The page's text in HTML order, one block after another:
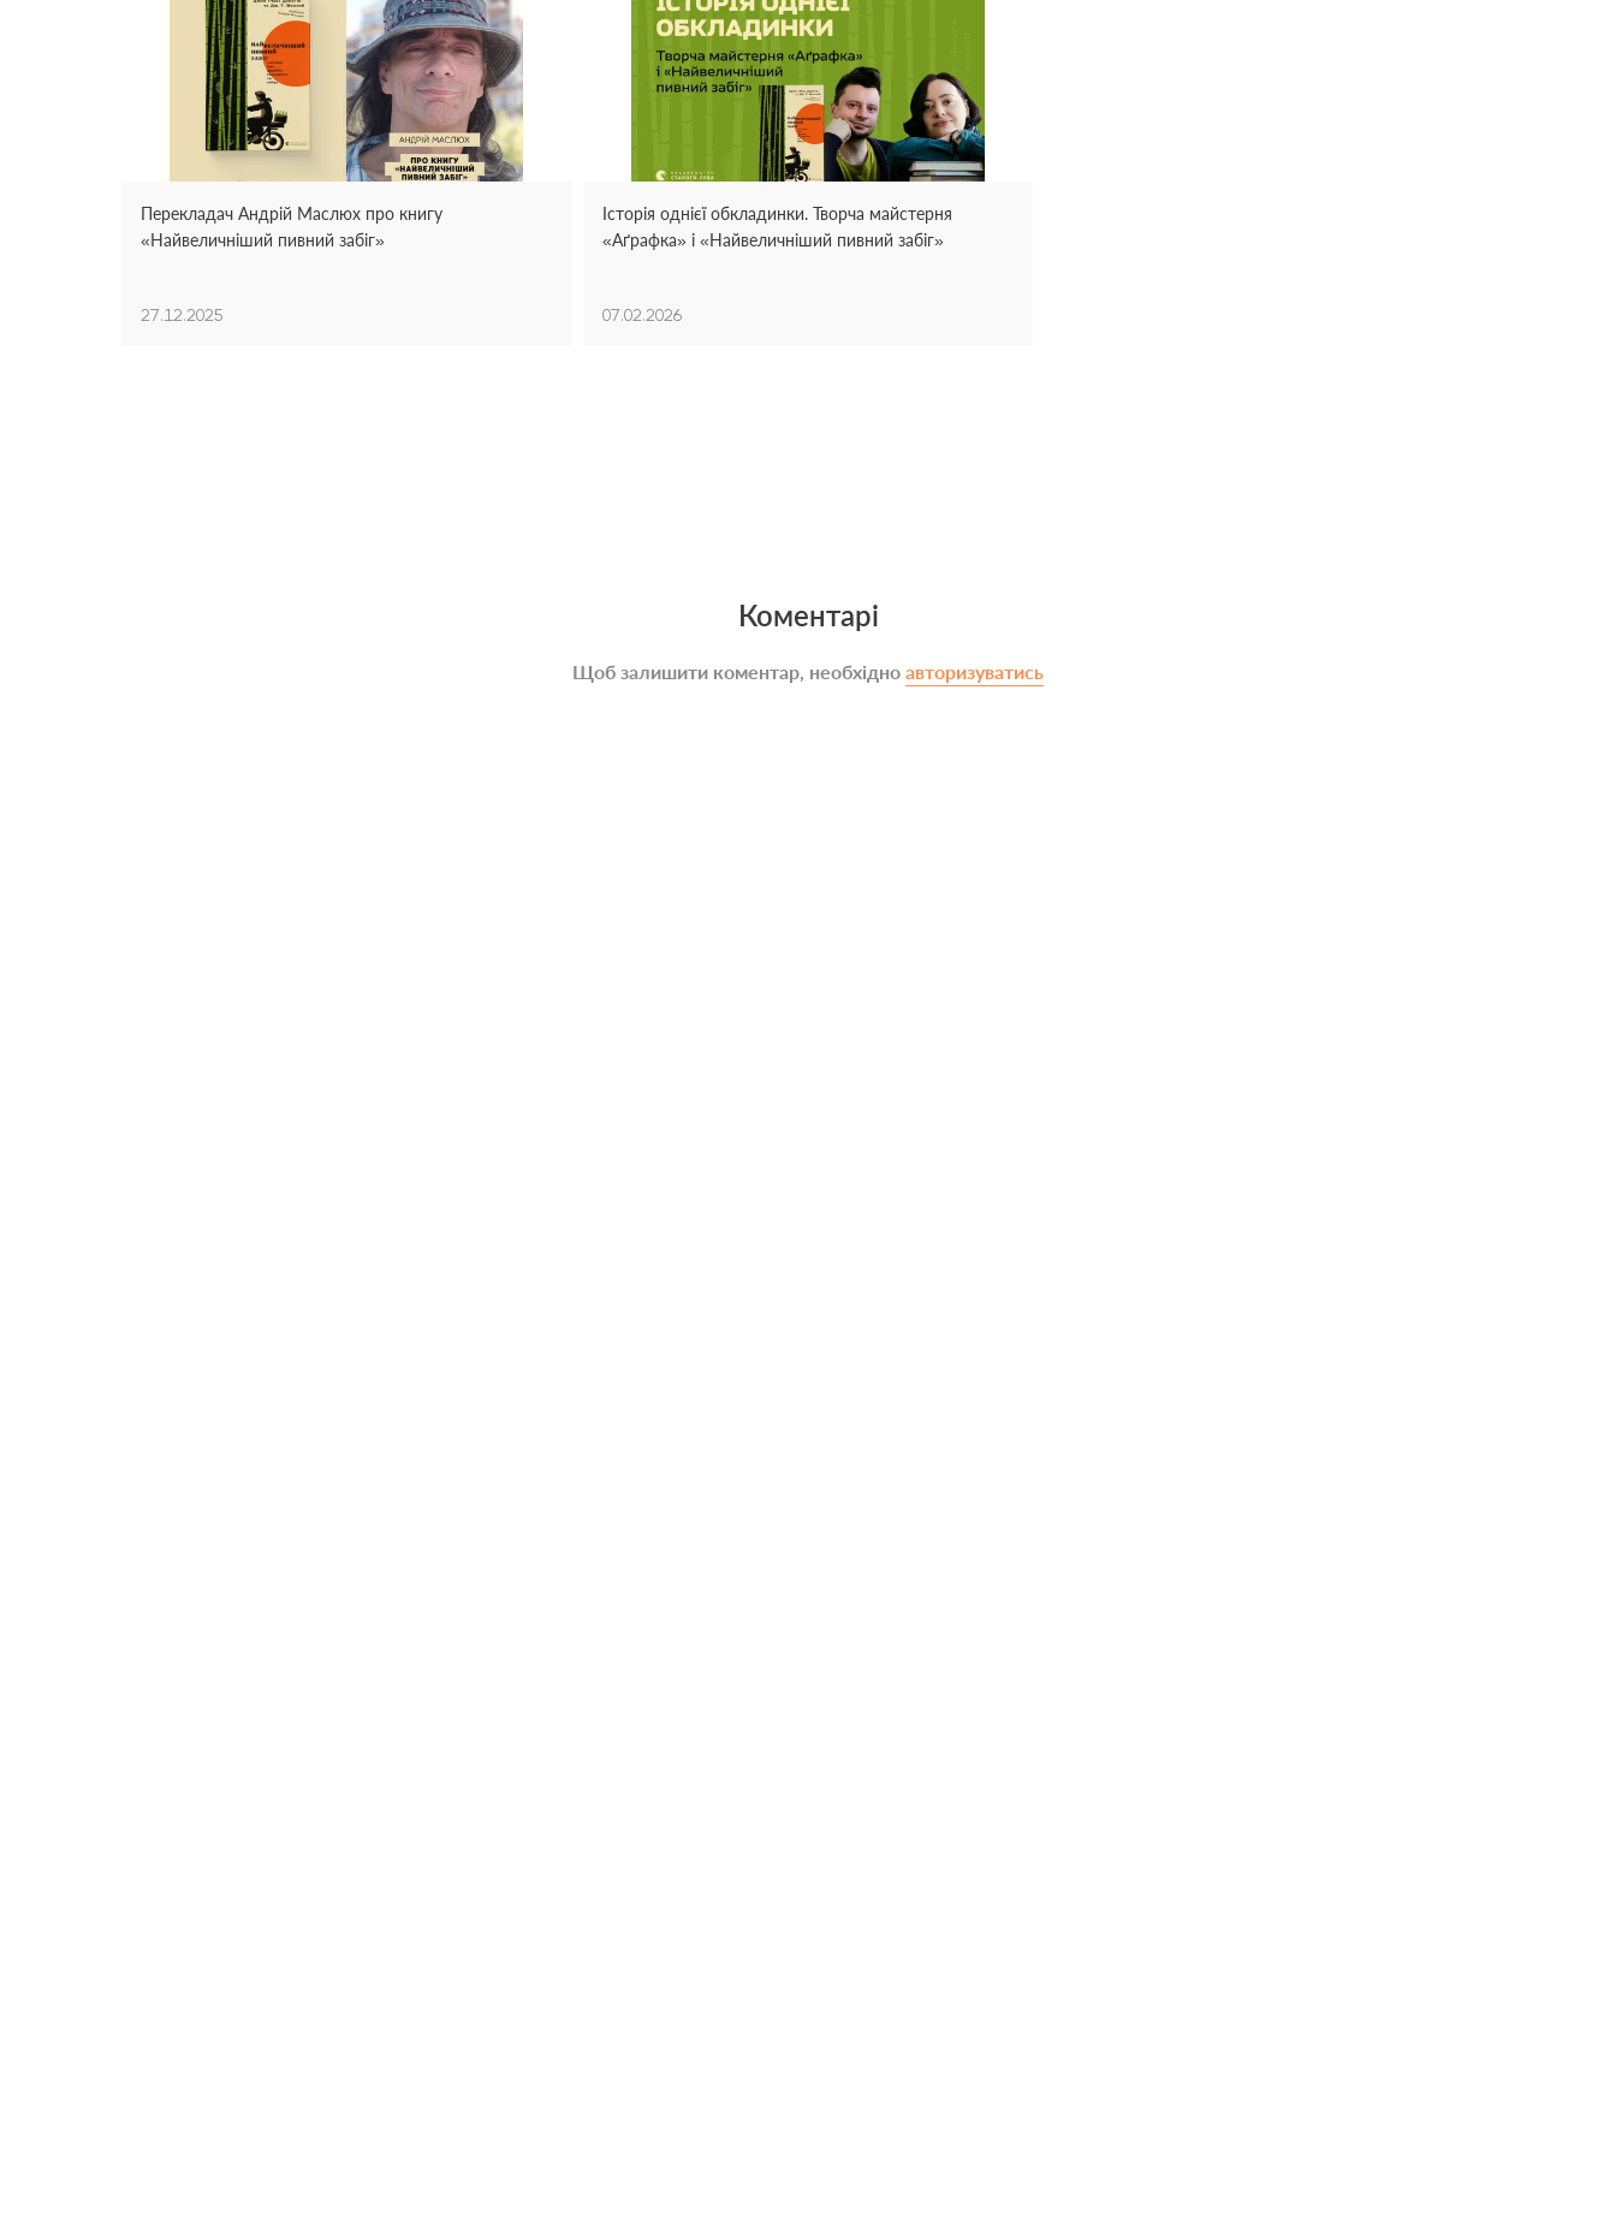
Перекладач Андрій Маслюх про книгу
«Найвеличніший пивний забіг»
27.12.2025
Історія однієї обкладинки. Творча майстерня
«Аґрафка» і «Найвеличніший пивний забіг»
07.02.2026
Коментарі
Щоб залишити коментар, необхідно авторизуватись